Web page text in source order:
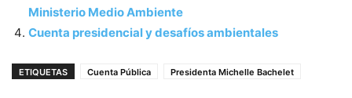
Ministerio Medio Ambiente
Cuenta presidencial y desafíos ambientales
ETIQUETAS Cuenta Pública Presidenta Michelle Bachelet